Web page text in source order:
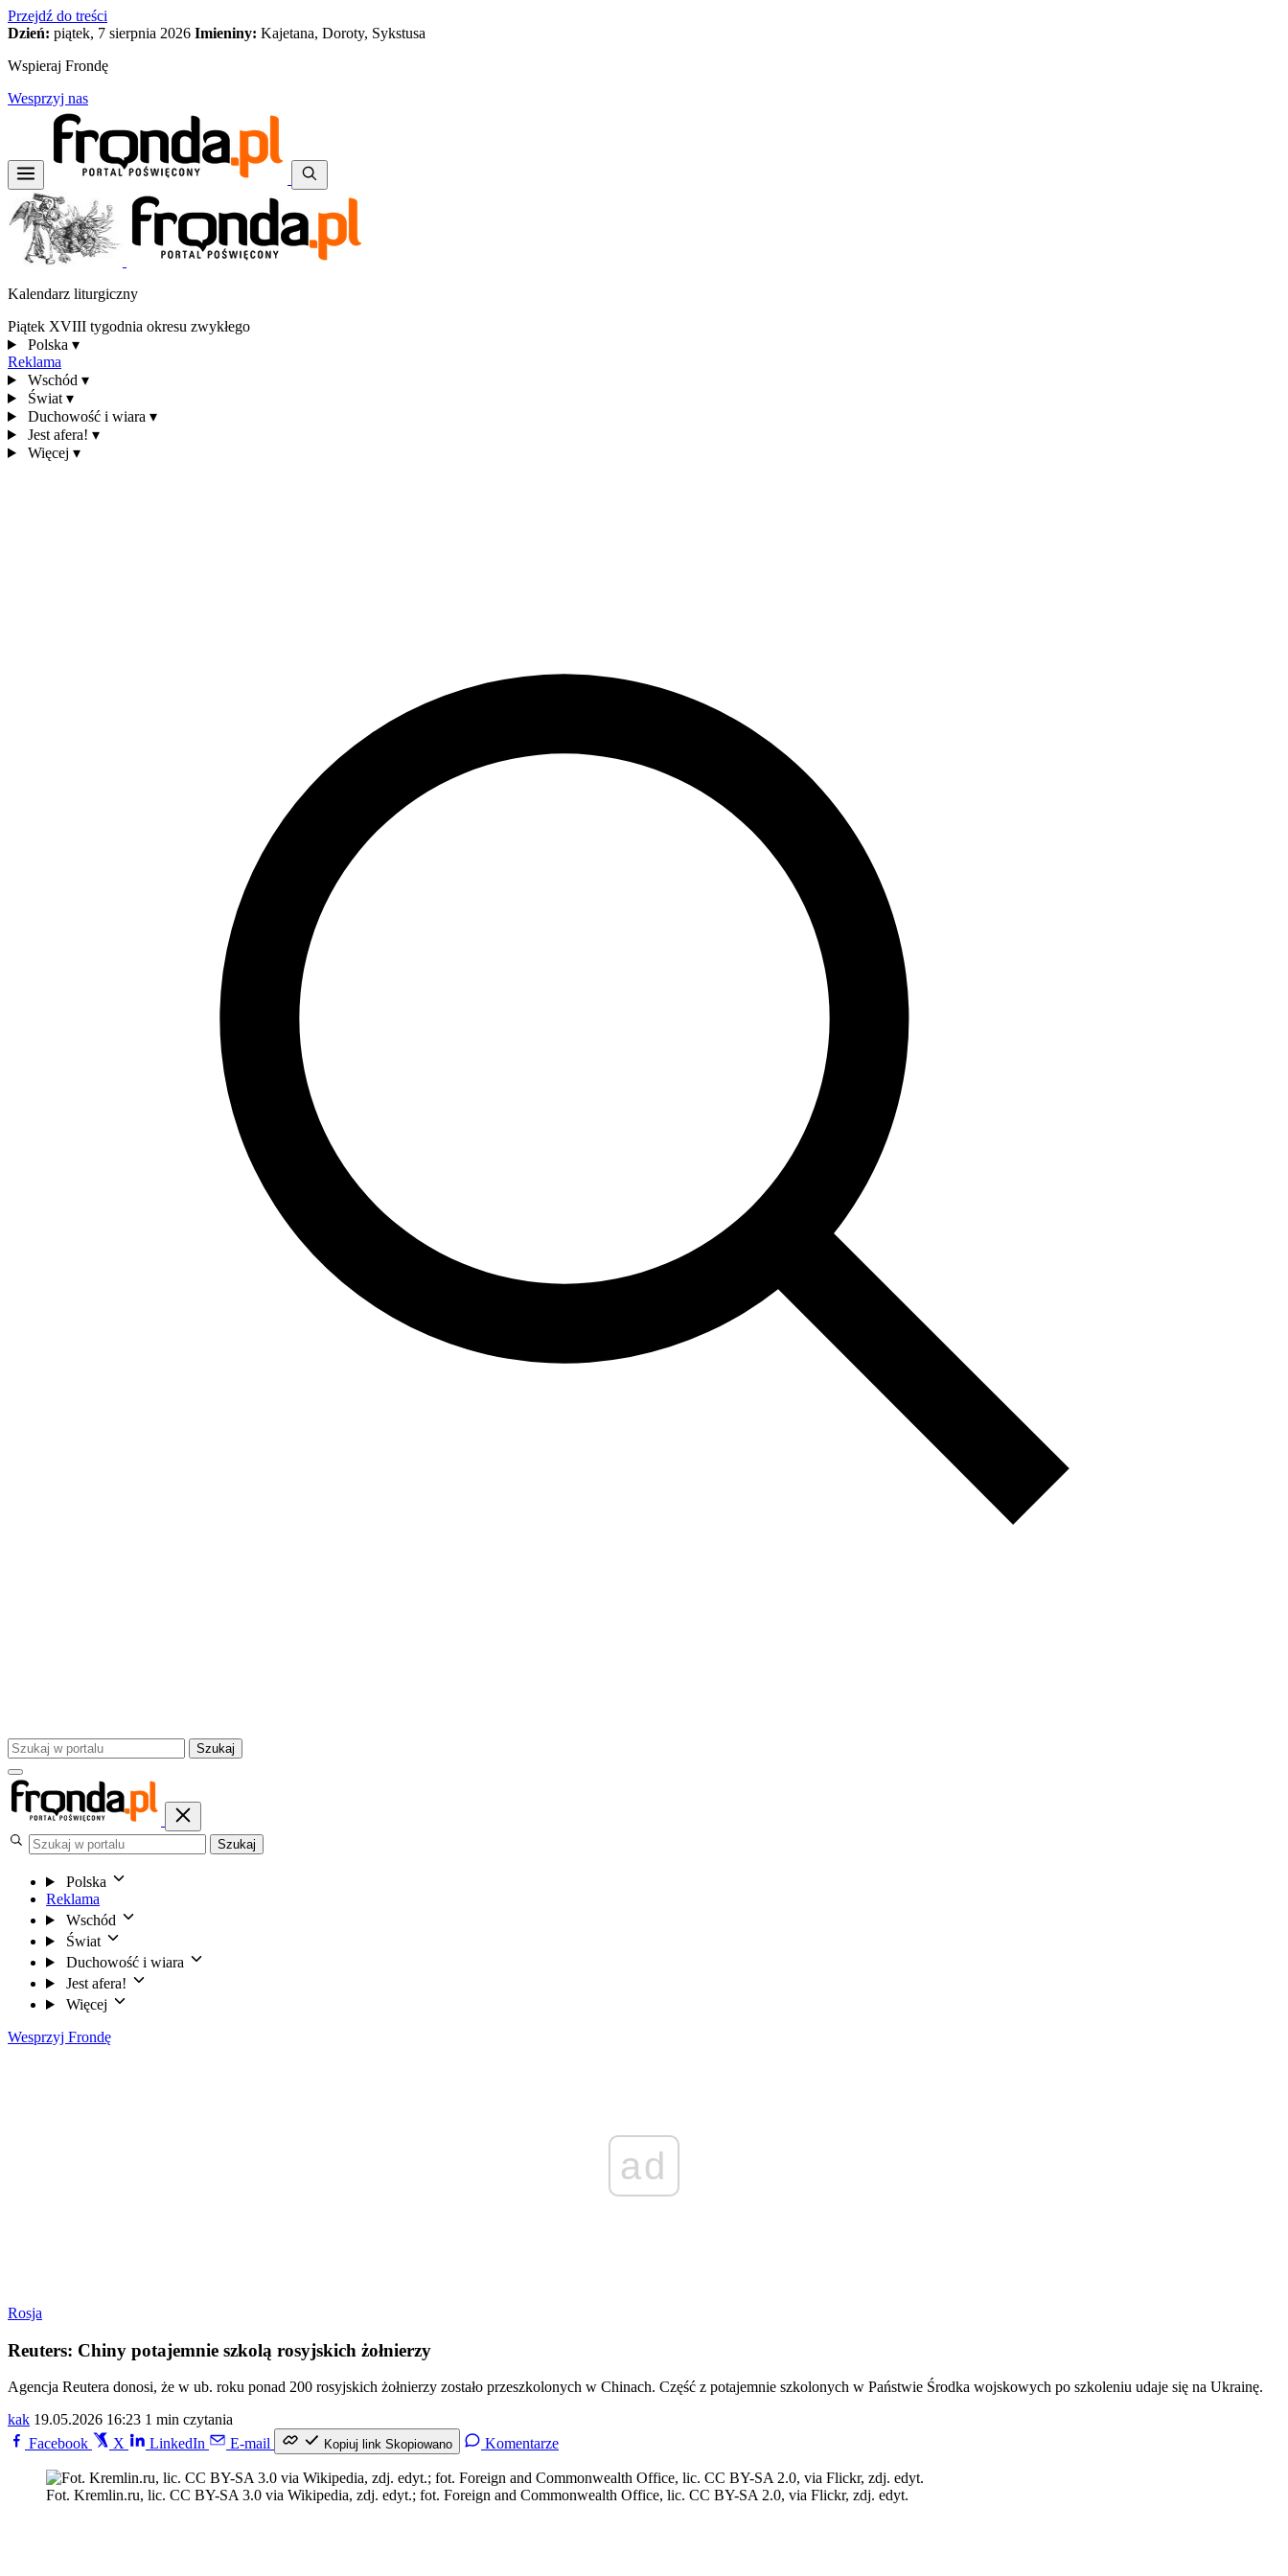
Przejdź do treści
Dzień: piątek, 7 sierpnia 2026 Imieniny: Kajetana, Doroty, Sykstusa
Wspieraj Frondę
Wesprzyj nas
Kalendarz liturgiczny
Piątek XVIII tygodnia okresu zwykłego
Polska ▾
Reklama
Wschód ▾
Świat ▾
Duchowość i wiara ▾
Jest afera! ▾
Więcej ▾
Szukaj
Szukaj
Polska
Reklama
Wschód
Świat
Duchowość i wiara
Jest afera!
Więcej
Wesprzyj Frondę
ad
Rosja
Reuters: Chiny potajemnie szkolą rosyjskich żołnierzy
Agencja Reutera donosi, że w ub. roku ponad 200 rosyjskich żołnierzy zostało przeszkolonych w Chinach. Część z potajemnie szkolonych w Państwie Środka wojskowych po szkoleniu udaje się na Ukrainę.
kak 19.05.2026 16:23 1 min czytania
Facebook
X LinkedIn E-mail Kopiuj link Skopiowano Komentarze
Fot. Kremlin.ru, lic. CC BY-SA 3.0 via Wikipedia, zdj. edyt.; fot. Foreign and Commonwealth Office, lic. CC BY-SA 2.0, via Flickr, zdj. edyt.